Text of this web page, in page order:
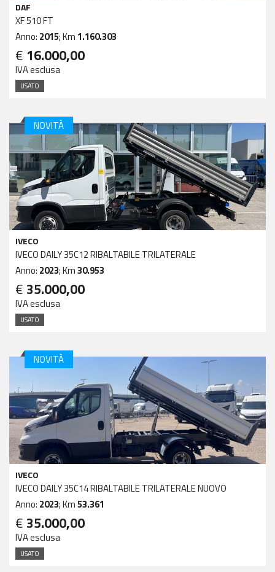
DAF
XF 510 FT
Anno: 2015; Km 1.160.303
€ 16.000,00
IVA esclusa
USATO
NOVITÀ
IVECO
IVECO DAILY 35C12 RIBALTABILE TRILATERALE
Anno: 2023; Km30.953
€ 35.000,00
IVA esclusa
USATO
NOVITÀ
IVECO
IVECO DAILY 35C14 RIBALTABILE TRILATERALE NUOVO
Anno: 2023; Km53.361
€ 35.000,00
IVA esclusa
USATO